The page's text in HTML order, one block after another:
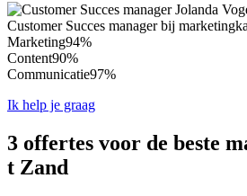
Customer Succes manager bij
Marketing94%
Content90%
Communicatie97%
Ik help je graag
3 offertes voor de beste
t Zand